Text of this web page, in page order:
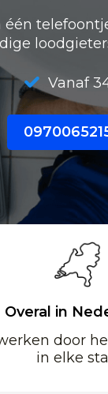
Vanaf
Overal in
door
in elke